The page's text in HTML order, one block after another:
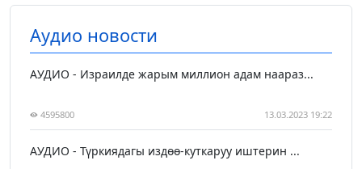
Аудио новости
АУДИО - Израилде жарым миллион адам наараз...
4595800 13.03.2023 19:22
АУДИО - Түркиядагы издөө-куткаруу иштерин ...